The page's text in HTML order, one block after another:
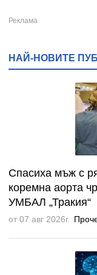
НАЙ-НОВИТЕ
Спасиха мъж с
коремна аорта
УМБАЛ „Тракия“
от 07 авг 2026г.